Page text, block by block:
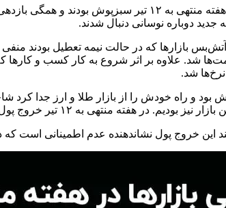
جدید دوباره نوسانی دنبال شدند.
بازارها که در حالت نیمه تعطیل بودند
شد. علاوه بر اثر شروع به کار کسب و کارها
شد.
۱۲ تیر خروج پول در پنج روز کاری به بالای ۲۷ همت رسید که عدد قابل توجهی است.
این خروج پول نشاندهنده عدم اطمینانی است